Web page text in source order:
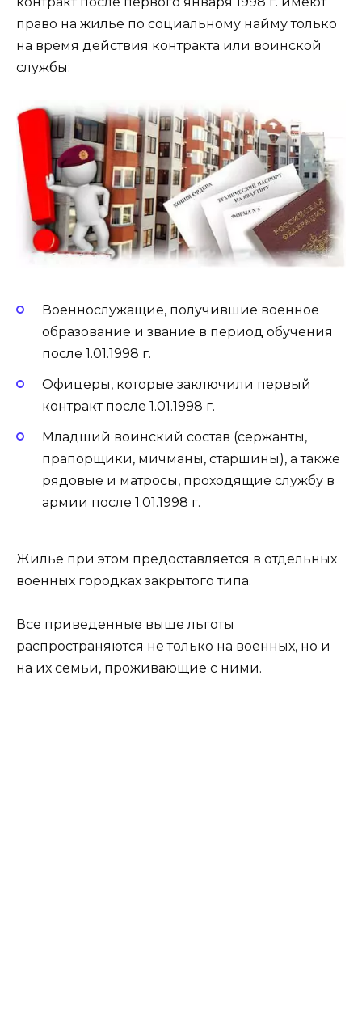
право на жилье по социальному найму только
на время действия контракта или воинской
службы:
Военнослужащие, получившие военное
образование и звание в период обучения
после 1.01.1998 г.
Офицеры, которые заключили первый
контракт после 1.01.1998 г.
Младший воинский состав (сержанты,
прапорщики, мичманы, старшины), а также
рядовые и матросы, проходящие службу в
армии после 1.01.1998 г.
Жилье при этом предоставляется в отдельных
военных городках закрытого типа.
Все приведенные выше льготы
распространяются не только на военных, но и
на их семьи, проживающие с ними.